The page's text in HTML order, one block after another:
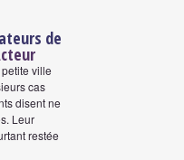
de
ville
cas
disent ne
Leur
restée